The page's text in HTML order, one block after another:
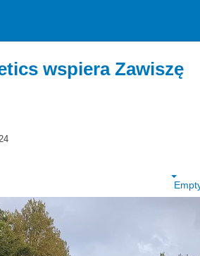
wspiera Zawiszę